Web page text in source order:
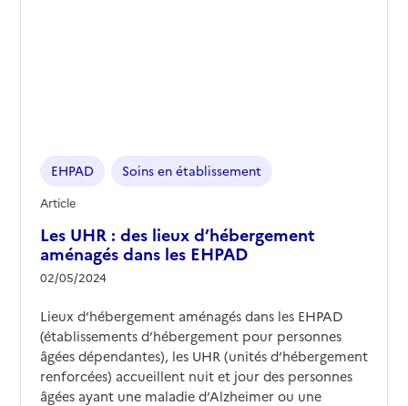
Les UHR : des lieux d’hébergement
aménagés dans les EHPAD
02/05/2024
EHPAD Soins en établissement
Article
Lieux d’hébergement aménagés dans les EHPAD
(établissements d’hébergement pour personnes
âgées dépendantes), les UHR (unités d’hébergement
renforcées) accueillent nuit et jour des personnes
âgées ayant une maladie d’Alzheimer ou une